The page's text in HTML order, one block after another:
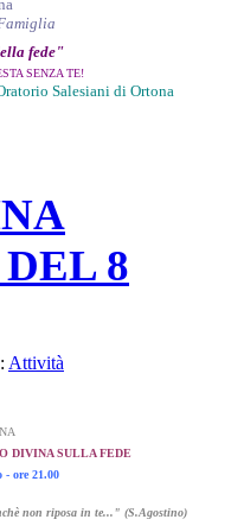
sulla Fede - 19 aprile 2013"
conclusione Anno della
fede"
SENZA TE!
Salesiani di Ortona
8
Attività
DIVINA SULLA FEDE
- ore 21.00
non riposa in te..." (S.Agostino)